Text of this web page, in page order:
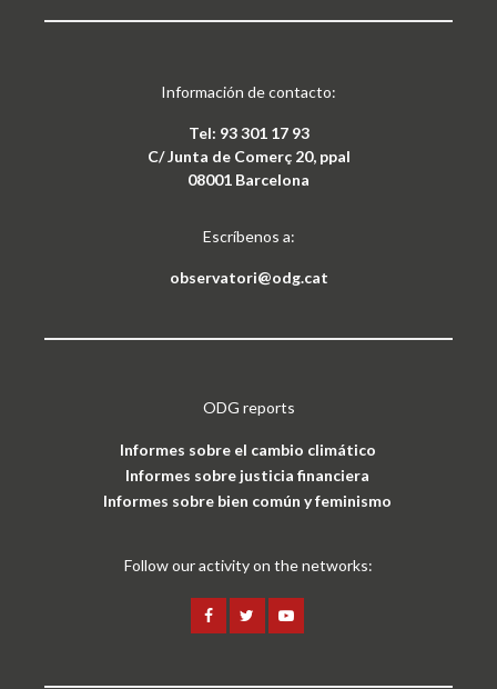
Información de contacto:
Tel: 93 301 17 93
C/ Junta de Comerç 20, ppal
08001 Barcelona
Escríbenos a:
observatori@odg.cat
ODG reports
Informes sobre el cambio climático
Informes sobre justicia financiera
Informes sobre bien común y feminismo
Follow our activity on the networks: